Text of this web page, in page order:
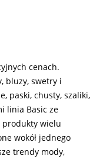
cenach.
bluzy, swetry i
paski, chusty, szaliki,
linia Basic ze
produkty wielu
wokół jednego
trendy mody,